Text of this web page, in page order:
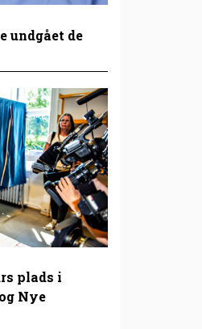
undgået de
plads i
Nye